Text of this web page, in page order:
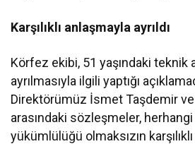
Karşılıklı anlaşmayla ayrıldı
Körfez ekibi, 51 yaşındaki teknik
ayrılmasıyla ilgili yaptığı
Direktörümüz İsmet Taşdemir
arasındaki sözleşmeler,
yükümlülüğü olmaksızın